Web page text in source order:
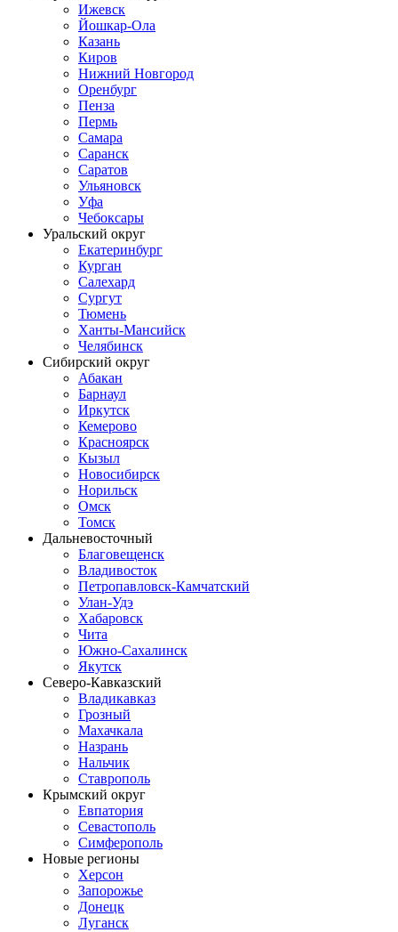
Ижевск
Йошкар-Ола
Казань
Киров
Нижний Новгород
Оренбург
Пенза
Пермь
Самара
Саранск
Саратов
Ульяновск
Уфа
Чебоксары
Уральский округ
Екатеринбург
Курган
Салехард
Сургут
Тюмень
Ханты-Мансийск
Челябинск
Сибирский округ
Абакан
Барнаул
Иркутск
Кемерово
Красноярск
Кызыл
Новосибирск
Норильск
Омск
Томск
Дальневосточный
Благовещенск
Владивосток
Петропавловск-Камчатский
Улан-Удэ
Хабаровск
Чита
Южно-Сахалинск
Якутск
Северо-Кавказский
Владикавказ
Грозный
Махачкала
Назрань
Нальчик
Ставрополь
Крымский округ
Евпатория
Севастополь
Симферополь
Новые регионы
Херсон
Запорожье
Донецк
Луганск